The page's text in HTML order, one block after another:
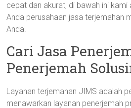
cepat dan akurat, di bawah ini kami
Anda perusahaan jasa terjemahan
Anda.
Cari Jasa
Penerjemah
Layanan terjemahan JIMS adalah
menawarkan layanan penerjemah